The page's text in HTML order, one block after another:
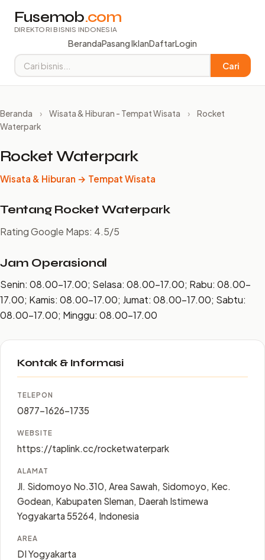
Fusemob.com
DIREKTORI BISNIS INDONESIA
BerandaPasang IklanDaftarLogin
Cari
Beranda › Wisata & Hiburan - Tempat Wisata ›
Rocket
Waterpark
Rocket Waterpark
Wisata & Hiburan → Tempat Wisata
Tentang Rocket Waterpark
Rating Google Maps: 4.5/5
Jam Operasional
Senin: 08.00–17.00; Selasa: 08.00–17.00; Rabu: 08.00–
17.00; Kamis: 08.00–17.00; Jumat: 08.00–17.00; Sabtu:
08.00–17.00; Minggu: 08.00–17.00
Kontak & Informasi
TELEPON
0877-1626-1735
WEBSITE
https://taplink.cc/rocketwaterpark
ALAMAT
Jl. Sidomoyo No.310, Area Sawah, Sidomoyo, Kec.
Godean, Kabupaten Sleman, Daerah Istimewa
Yogyakarta 55264, Indonesia
AREA
DI Yogyakarta